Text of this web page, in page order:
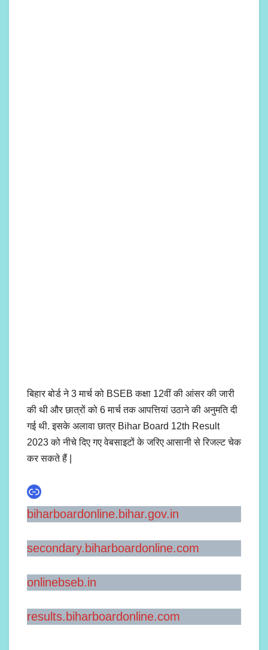
बिहार बोर्ड ने 3 मार्च को BSEB कक्षा 12वीं की आंसर की जारी
की थी और छात्रों को 6 मार्च तक आपत्तियां उठाने की अनुमति दी
गई थी. इसके अलावा छात्र Bihar Board 12th Result
2023 को नीचे दिए गए वेबसाइटों के जरिए आसानी से रिजल्ट चेक
कर सकते हैं |
Link
biharboardonline.bihar.gov.in
secondary.biharboardonline.com
onlinebseb.in
results.biharboardonline.com